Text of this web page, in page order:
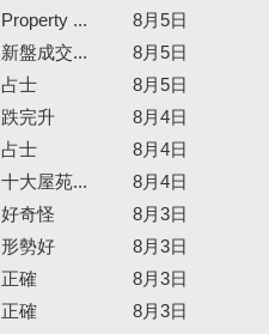
Property ...
8月5日
新盤成交...
8月5日
占士
8月5日
跌完升
8月4日
占士
8月4日
十大屋苑...
8月4日
好奇怪
8月3日
形勢好
8月3日
正確
8月3日
正確 8月3日